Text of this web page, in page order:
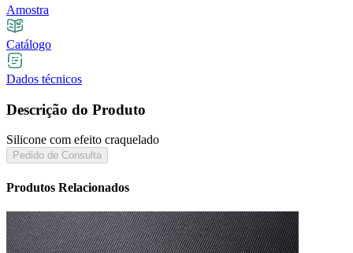
Amostra
Catálogo
Dados técnicos
Descrição do Produto
Silicone com efeito craquelado
Pedido de Consulta
Produtos Relacionados